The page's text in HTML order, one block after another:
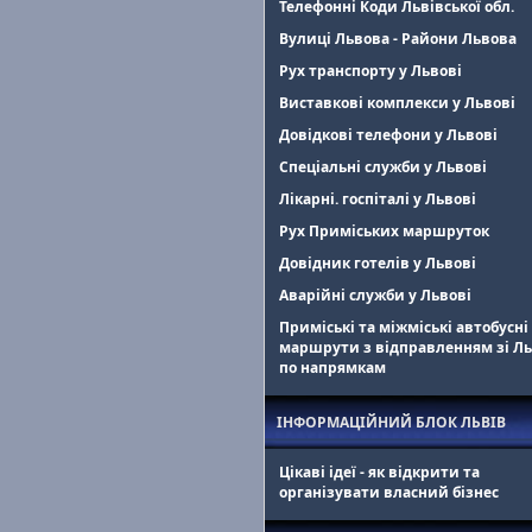
Телефонні Коди Львівської обл.
Вулиці Львова - Райони Львова
Рух транспорту у Львові
Виставкові комплекси у Львові
Довідкові телефони у Львові
Спеціальні служби у Львові
Лікарні. госпіталі у Львові
Рух Приміських маршруток
Довідник готелів у Львові
Аварійні служби у Львові
Приміські та міжміські автобусні
маршрути з відправленням зі
по напрямкам
ІНФОРМАЦІЙНИЙ БЛОК ЛЬВІВ
Цікаві ідеї - як відкрити та
організувати власний бізнес